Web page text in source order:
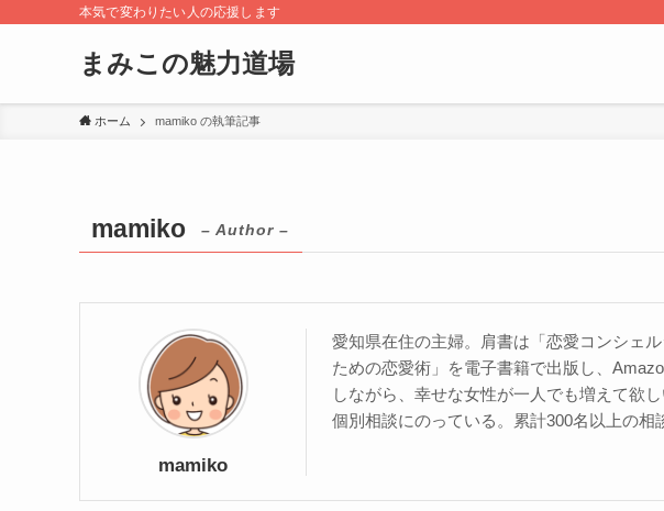
本気で変わりたい人の応援します
まみこの魅力道場
ホーム mamiko の執筆記事
mamiko – Author –
mamiko
愛知県在住の主婦。肩書は「恋愛コンシェ
ための恋愛術」を電子書籍で出版し、
しながら、幸せな女性が一人でも増えて欲
個別相談にのっている。累計300名以上の相